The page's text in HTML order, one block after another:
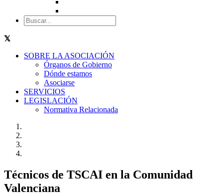
SOBRE LA ASOCIACIÓN
Órganos de Gobierno
Dónde estamos
Asociarse
SERVICIOS
LEGISLACIÓN
Normativa Relacionada
Técnicos de TSCAI en la Comunidad
Valenciana